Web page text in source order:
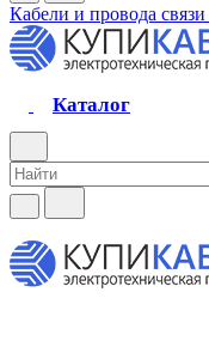
Кабели и провода связи
Каталог